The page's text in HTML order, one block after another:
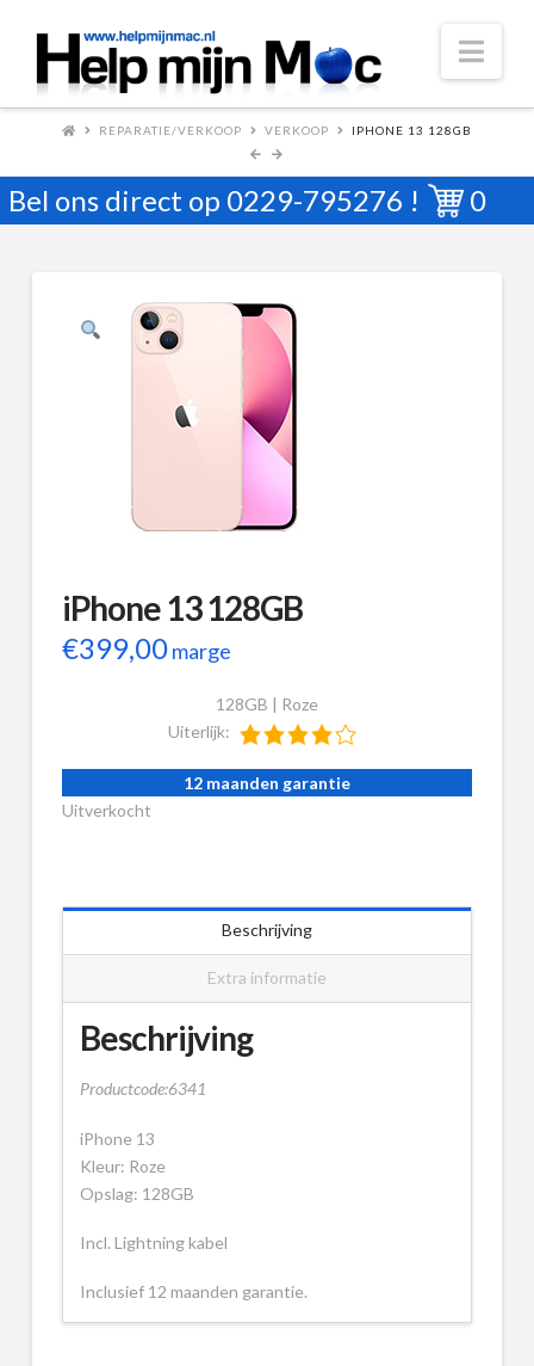
REPARATIE/VERKOOP VERKOOP IPHONE 13 128GB
Bel ons direct op 0229-795276 ! 0
iPhone 13 128GB
€399,00marge
128GB | Roze
Uiterlijk:
12 maanden garantie
Uitverkocht
Beschrijving
Extra informatie
Beschrijving
Productcode:6341
iPhone 13
Kleur: Roze
Opslag: 128GB
Incl. Lightning kabel
Inclusief 12 maanden garantie.